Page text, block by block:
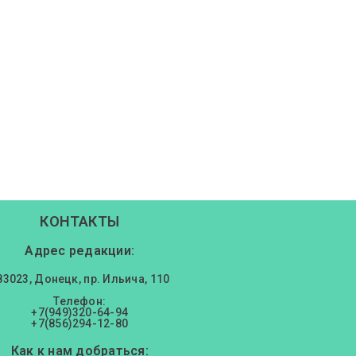
КОНТАКТЫ
Адрес редакции:
Донецк, пр. Ильича, 110
Телефон:
+7(949)320-64-94
+7(856)294-12-80
Как к нам добраться: